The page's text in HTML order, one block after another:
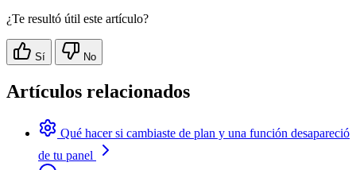
¿Te resultó útil este artículo?
Sí No
Artículos relacionados
Qué hacer si cambiaste de plan y una función desapareció
de tu panel